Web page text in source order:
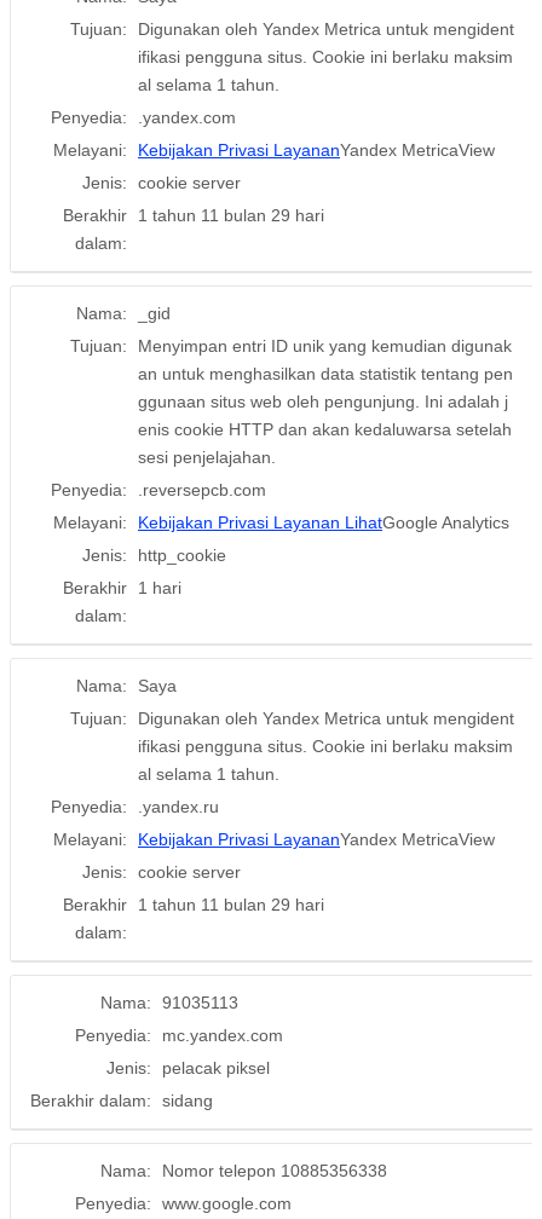
Tujuan:
Digunakan oleh Yandex Metrica untuk mengident
ifikasi pengguna situs. Cookie ini berlaku maksim
al selama 1 tahun.
Penyedia:
.yandex.com
Melayani:
Kebijakan Privasi LayananYandex MetricaView
Jenis:
cookie server
Berakhir
dalam:
1 tahun 11 bulan 29 hari
Nama:
_gid
Tujuan:
Menyimpan entri ID unik yang kemudian digunak
an untuk menghasilkan data statistik tentang pen
ggunaan situs web oleh pengunjung. Ini adalah j
enis cookie HTTP dan akan kedaluwarsa setelah
sesi penjelajahan.
Penyedia:
.reversepcb.com
Melayani:
Kebijakan Privasi Layanan LihatGoogle Analytics
Jenis:
http_cookie
Berakhir
dalam:
1 hari
Nama:
Saya
Tujuan:
Digunakan oleh Yandex Metrica untuk mengident
ifikasi pengguna situs. Cookie ini berlaku maksim
al selama 1 tahun.
Penyedia:
.yandex.ru
Melayani:
Kebijakan Privasi LayananYandex MetricaView
Jenis:
cookie server
Berakhir
dalam:
1 tahun 11 bulan 29 hari
Nama:
91035113
Penyedia:
mc.yandex.com
Jenis:
pelacak piksel
Berakhir dalam:
sidang
Nama:
Nomor telepon 10885356338
Penyedia:
www.google.com